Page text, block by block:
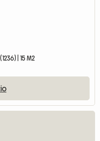
| 15 M2